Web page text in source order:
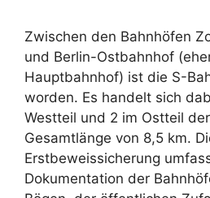
Zwischen den Bahnhöfen
und Berlin-Ostbahnhof
Hauptbahnhof) ist die S-
worden. Es handelt sich
Westteil und 2 im Ostteil
Gesamtlänge von 8,5 km.
Erstbeweissicherung
Dokumentation der